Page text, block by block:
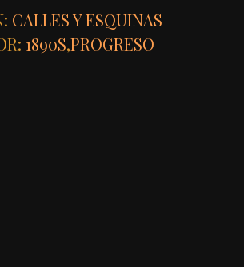
CALLES Y ESQUINAS
1890S,PROGRESO